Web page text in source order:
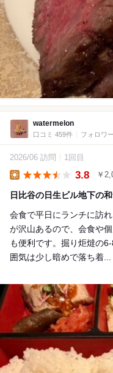
watermelon
口コミ 459件 フォロワ
2026/06 訪問 1回目
3.8 ￥
日比谷の日生ビル地下の
会食で平日にランチに訪
が沢山あるので、会食や
も便利です。掘り炬燵の
囲気は少し暗めで落ち着...